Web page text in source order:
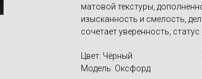
матовой текстуры,
изысканность и смелость,
сочетает уверенность, статус
Цвет: Чёрный
Модель: Оксфорд